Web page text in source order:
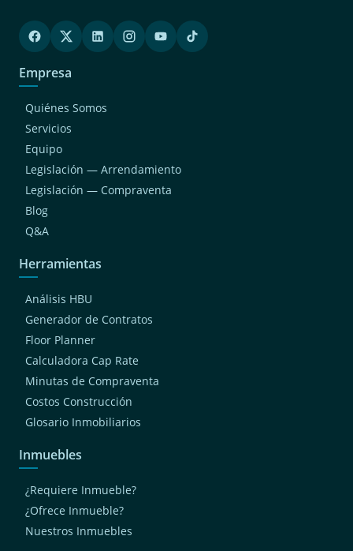
Empresa
Quiénes Somos
Servicios
Equipo
Legislación — Arrendamiento
Legislación — Compraventa
Blog
Q&A
Herramientas
Análisis HBU
Generador de Contratos
Floor Planner
Calculadora Cap Rate
Minutas de Compraventa
Costos Construcción
Glosario Inmobiliarios
Inmuebles
¿Requiere Inmueble?
¿Ofrece Inmueble?
Nuestros Inmuebles